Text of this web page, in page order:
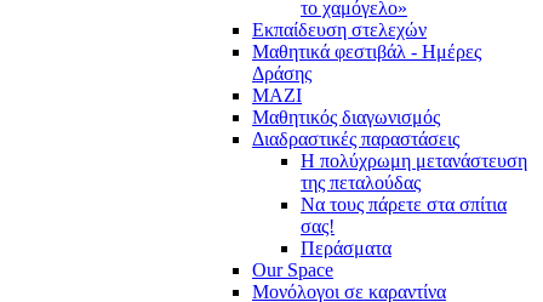
το χαμόγελο»
Εκπαίδευση στελεχών
Μαθητικά φεστιβάλ - Ημέρες
Δράσης
ΜΑΖΙ
Μαθητικός διαγωνισμός
Διαδραστικές παραστάσεις
Η πολύχρωμη μετανάστευση
της πεταλούδας
Να τους πάρετε στα σπίτια
σας!
Περάσματα
Our Space
Μονόλογοι σε καραντίνα